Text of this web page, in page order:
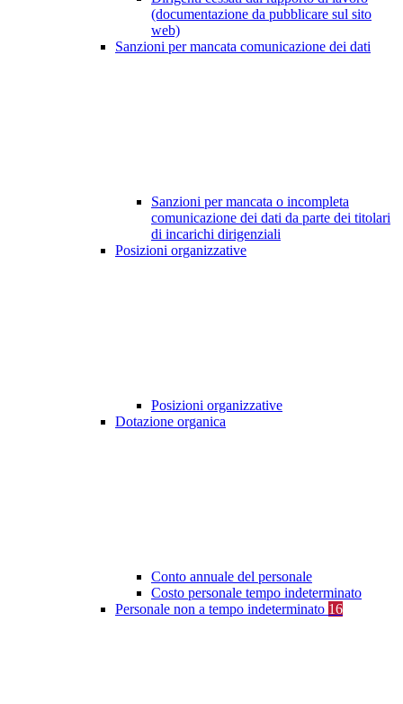
(documentazione da pubblicare sul sito
web)
Sanzioni per mancata comunicazione dei dati
Sanzioni per mancata o incompleta
comunicazione dei dati da parte dei titolari
di incarichi dirigenziali
Posizioni organizzative
Posizioni organizzative
Dotazione organica
Conto annuale del personale
Costo personale tempo indeterminato
Personale non a tempo indeterminato 16